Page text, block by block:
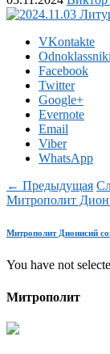
VKontakte
Odnoklassniki
Facebook
Twitter
Google+
Evernote
Email
Viber
WhatsApp
← Предыдущая
Митрополит
Митрополит Дионисий
You have not
Митрополит